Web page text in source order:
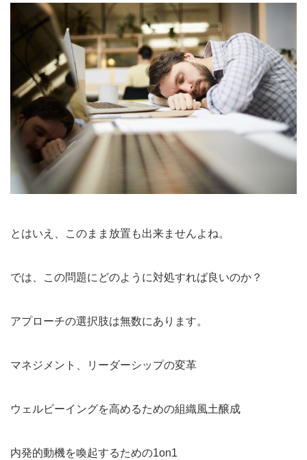
とはいえ、このまま放置も出来ませんよね。
では、この問題にどのように対処すれば良いのか？
アプローチの選択肢は無数にあります。
マネジメント、リーダーシップの変革
ウェルビーイングを高めるための組織風土醸成
内発的動機を喚起するための1on1